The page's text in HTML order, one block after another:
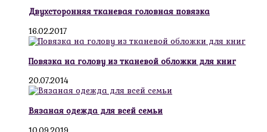
Двухсторонняя тканевая головная повязка
16.02.2017
Повязка на голову из тканевой обложки для книг
20.07.2014
Вязаная одежда для всей семьи